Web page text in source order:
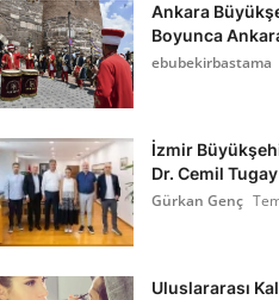
Ankara
Boyunca
ebubekirbastama
İzmir
Dr. Cemil
Gürkan Genç
Uluslararası